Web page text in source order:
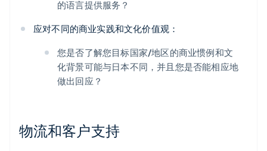
的语言提供服务？
应对不同的商业实践和文化价值观：
您是否了解您目标国家/地区的商业惯例和文
化背景可能与日本不同，并且您是否能相应地
做出回应？
物流和客户支持